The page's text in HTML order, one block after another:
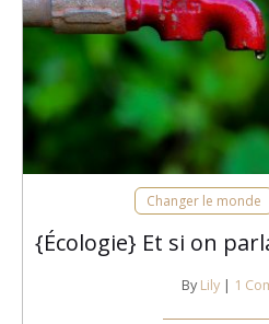
Changer le monde
{Écologie} Et si on
By Lily | 1